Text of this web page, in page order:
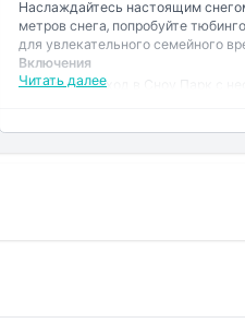
Часы работы
Вещи, которые нужно знать
Наслаждайтесь настоящим
метров снега, попробуйте
для увлекательного семейного
Читать далее
Включения
Единый вход в Сноу Парк с
Зимняя одежда